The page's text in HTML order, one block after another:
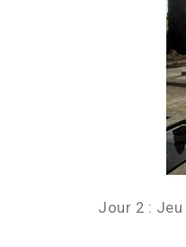
Jour 2 : Jeu